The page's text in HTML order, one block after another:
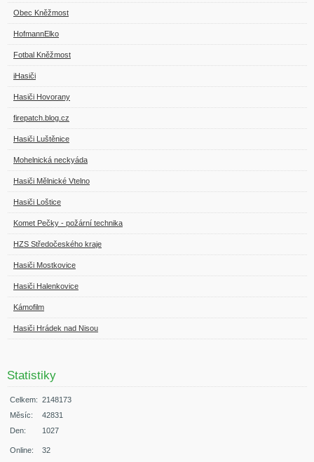
Obec Kněžmost
HofmannElko
Fotbal Kněžmost
iHasiči
Hasiči Hovorany
firepatch.blog.cz
Hasiči Luštěnice
Mohelnická neckyáda
Hasiči Mělnické Vtelno
Hasiči Loštice
Komet Pečky - požární technika
HZS Středočeského kraje
Hasiči Mostkovice
Hasiči Halenkovice
Kámofilm
Hasiči Hrádek nad Nisou
Statistiky
Online: 32
Celkem: 2148173
Měsíc:
42831
Den:
1027